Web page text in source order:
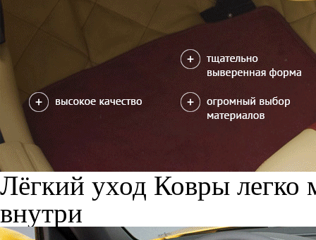
Лёгкий уход Ковры легко
внутри